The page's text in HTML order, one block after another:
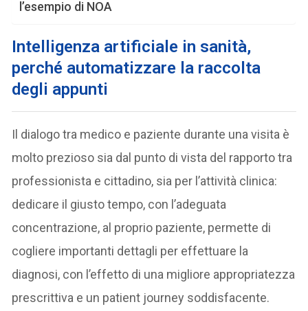
l’esempio di NOA
Intelligenza artificiale in sanità,
perché automatizzare la raccolta
degli appunti
Il dialogo tra medico e paziente durante una visita è
molto prezioso sia dal punto di vista del rapporto tra
professionista e cittadino, sia per l’attività clinica:
dedicare il giusto tempo, con l’adeguata
concentrazione, al proprio paziente, permette di
cogliere importanti dettagli per effettuare la
diagnosi, con l’effetto di una migliore appropriatezza
prescrittiva e un patient journey soddisfacente.